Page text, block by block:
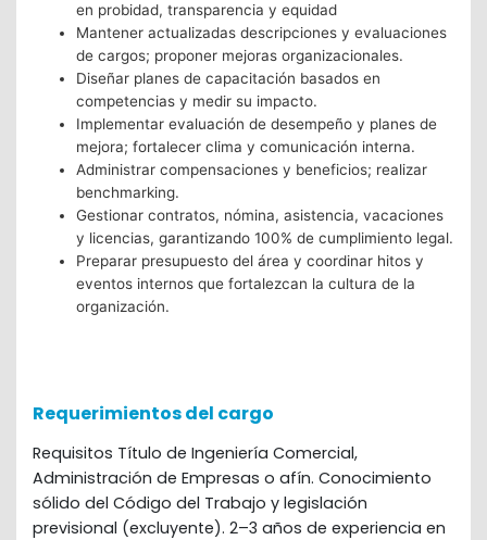
en probidad, transparencia y equidad
Mantener actualizadas descripciones y evaluaciones
de cargos; proponer mejoras organizacionales.
Diseñar planes de capacitación basados en
competencias y medir su impacto.
Implementar evaluación de desempeño y planes de
mejora; fortalecer clima y comunicación interna.
Administrar compensaciones y beneficios; realizar
benchmarking.
Gestionar contratos, nómina, asistencia, vacaciones
y licencias, garantizando 100% de cumplimiento legal.
Preparar presupuesto del área y coordinar hitos y
eventos internos que fortalezcan la cultura de la
organización.
Requerimientos del cargo
Requisitos Título de Ingeniería Comercial,
Administración de Empresas o afín. Conocimiento
sólido del Código del Trabajo y legislación
previsional (excluyente). 2–3 años de experiencia en